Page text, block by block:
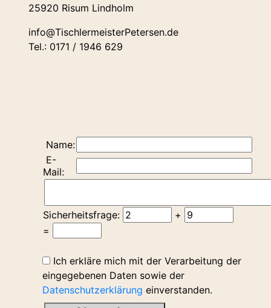
25920 Risum Lindholm
info@TischlermeisterPetersen.de
Tel.: 0171 / 1946 629
Name:
E-
Mail:
Sicherheitsfrage:
+
=
Ich erkläre mich mit der Verarbeitung der
eingegebenen Daten sowie der
Datenschutzerklärung einverstanden.